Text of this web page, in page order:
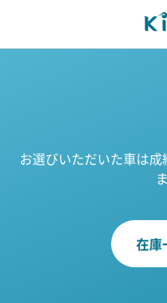
お選びいただいた車は
在庫